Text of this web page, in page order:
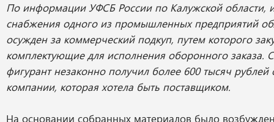
По информации УФСБ России по Калужской
снабжения одного из промышленных предприятий
осужден за коммерческий подкуп, путем которого
комплектующие для исполнения оборонного заказа.
фигурант незаконно получил более 600 тысяч рублей
компании, которая хотела быть поставщиком.
На основании собранных материалов было